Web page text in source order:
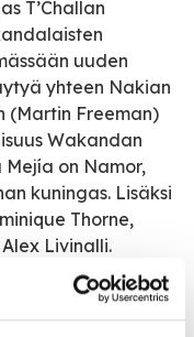
T’Challan
uuden
yhteen Nakian
(Martin Freeman)
Wakandan
Mejía on Namor,
kuningas. Lisäksi
Thorne,
Livinalli.